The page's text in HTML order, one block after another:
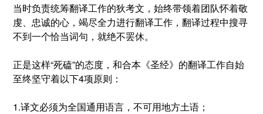
当时负责统筹翻译工作的狄考文，始终带领着团队怀着敬
虔、忠诚的心，竭尽全力进行翻译工作，翻译过程中搜寻
不到一个恰当词句，就绝不罢休。
正是这样“死磕”的态度，和合本《圣经》的翻译工作自始
至终坚守着以下4项原则：
1.译文必须为全国通用语言，不可用地方土语；